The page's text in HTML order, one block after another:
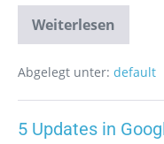
Weiterlesen
Abgelegt unter: default
5 Updates in